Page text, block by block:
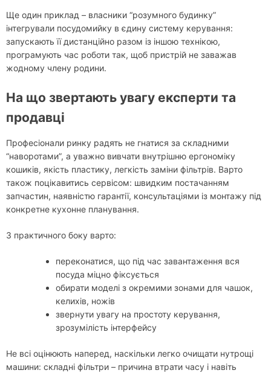
Ще один приклад – власники “розумного будинку”
інтегрували посудомийку в єдину систему керування:
запускають її дистанційно разом із іншою технікою,
програмують час роботи так, щоб пристрій не заважав
жодному члену родини.
На що звертають увагу експерти та
продавці
Професіонали ринку радять не гнатися за складними
“наворотами”, а уважно вивчати внутрішню ергономіку
кошиків, якість пластику, легкість заміни фільтрів. Варто
також поцікавитись сервісом: швидким постачанням
запчастин, наявністю гарантії, консультаціями із монтажу під
конкретне кухонне планування.
З практичного боку варто:
переконатися, що під час завантаження вся
посуда міцно фіксується
обирати моделі з окремими зонами для чашок,
келихів, ножів
звернути увагу на простоту керування,
зрозумілість інтерфейсу
Не всі оцінюють наперед, наскільки легко очищати нутрощі
машини: складні фільтри – причина втрати часу і навіть